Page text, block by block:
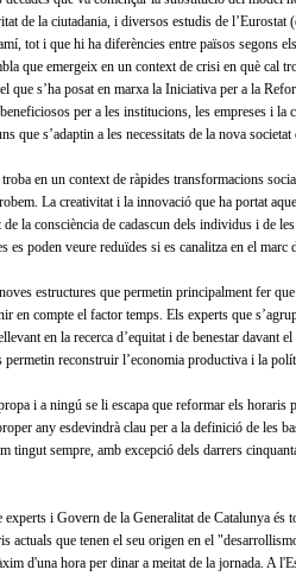
de la ciutadania, i diversos estudis de
tot i que hi ha diferències entre països segons
que emergeix en un context de crisi en què cal
que s’ha posat en marxa la Iniciativa per a la
per a les institucions, les empreses i
que s’adaptin a les necessitats de la nova
en un context de ràpides transformacions
La creativitat i la innovació que ha portat
de la consciència de cadascun dels individus i de
es poden veure reduïdes si es canalitza en el marc
estructures que permetin principalment fer
en compte el factor temps. Els experts que
en la recerca d’equitat i de benestar davant
permetin reconstruir l’economia productiva i la
i a ningú se li escapa que reformar els horaris
any esdevindrà clau per a la definició de les
tingut sempre, amb excepció dels darrers
experts i Govern de la Generalitat de Catalunya és
actuals que tenen el seu origen en el
d'una hora per dinar a meitat de la jornada. A